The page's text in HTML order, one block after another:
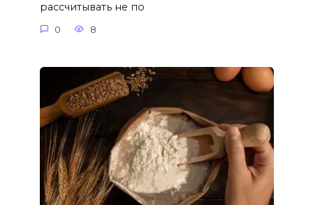
рассчитывать не по
0 8